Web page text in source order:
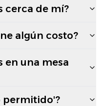
cerca de mí?
algún costo?
en una mesa
permitido'?